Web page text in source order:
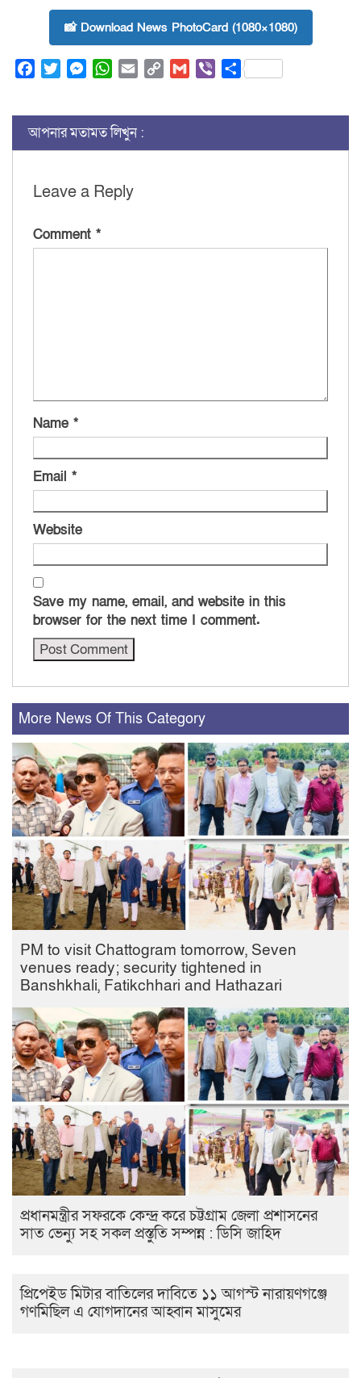
📸 Download News PhotoCard (1080×1080)
FacebookTwitterMessenger
WhatsApp
Email Copy
Gmail ViberShare
আপনার মতামত লিখুন :
Leave a Reply
Comment *
Name *
Email *
Website
Save my name, email, and website in this
browser for the next time I comment.
More News Of This Category
PM to visit Chattogram tomorrow, Seven
venues ready; security tightened in
Banshkhali, Fatikchhari and Hathazari
প্রধানমন্ত্রীর সফরকে কেন্দ্র করে চট্টগ্রাম জেলা প্রশাসনের
সাত ভেন্যু সহ সকল প্রস্তুতি সম্পন্ন : ডিসি জাহিদ
প্রিপেইড মিটার বাতিলের দাবিতে ১১ আগস্ট নারায়ণগঞ্জে
গণমিছিল এ যোগদানের আহ্বান মাসুমের